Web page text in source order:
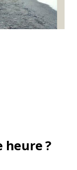
heure ?